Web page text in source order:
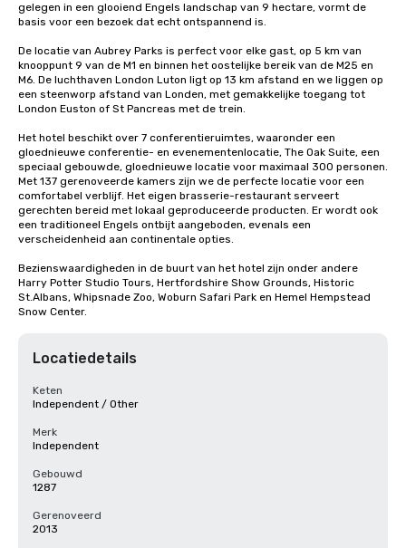
gelegen in een glooiend Engels landschap van 9 hectare, vormt de
basis voor een bezoek dat echt ontspannend is.
De locatie van Aubrey Parks is perfect voor elke gast, op 5 km van
knooppunt 9 van de M1 en binnen het oostelijke bereik van de M25 en
M6. De luchthaven London Luton ligt op 13 km afstand en we liggen op
een steenworp afstand van Londen, met gemakkelijke toegang tot
London Euston of St Pancreas met de trein.
Het hotel beschikt over 7 conferentieruimtes, waaronder een
gloednieuwe conferentie- en evenementenlocatie, The Oak Suite, een
speciaal gebouwde, gloednieuwe locatie voor maximaal 300 personen.
Met 137 gerenoveerde kamers zijn we de perfecte locatie voor een
comfortabel verblijf. Het eigen brasserie-restaurant serveert
gerechten bereid met lokaal geproduceerde producten. Er wordt ook
een traditioneel Engels ontbijt aangeboden, evenals een
verscheidenheid aan continentale opties.
Bezienswaardigheden in de buurt van het hotel zijn onder andere
Harry Potter Studio Tours, Hertfordshire Show Grounds, Historic
St.Albans, Whipsnade Zoo, Woburn Safari Park en Hemel Hempstead
Snow Center.
Locatiedetails
Keten
Independent / Other
Merk
Independent
Gebouwd
1287
Gerenoveerd
2013